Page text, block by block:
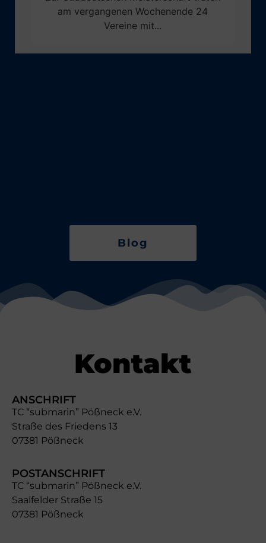
am vergangenen Wochenende 24
Vereine mit...
Blog
Kontakt
ANSCHRIFT
TC “submarin” Pößneck e.V.
Straße des Friedens 13
07381 Pößneck
POSTANSCHRIFT
TC “submarin” Pößneck e.V.
Saalfelder Straße 15
07381 Pößneck